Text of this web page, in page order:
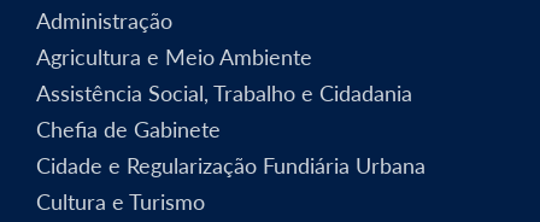
Administração
Agricultura e Meio Ambiente
Assistência Social, Trabalho e Cidadania
Chefia de Gabinete
Cidade e Regularização Fundiária Urbana
Cultura e Turismo